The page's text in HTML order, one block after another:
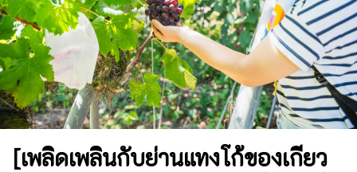
[เพลิดเพลินกับย่านแทงโก้ของเกียว